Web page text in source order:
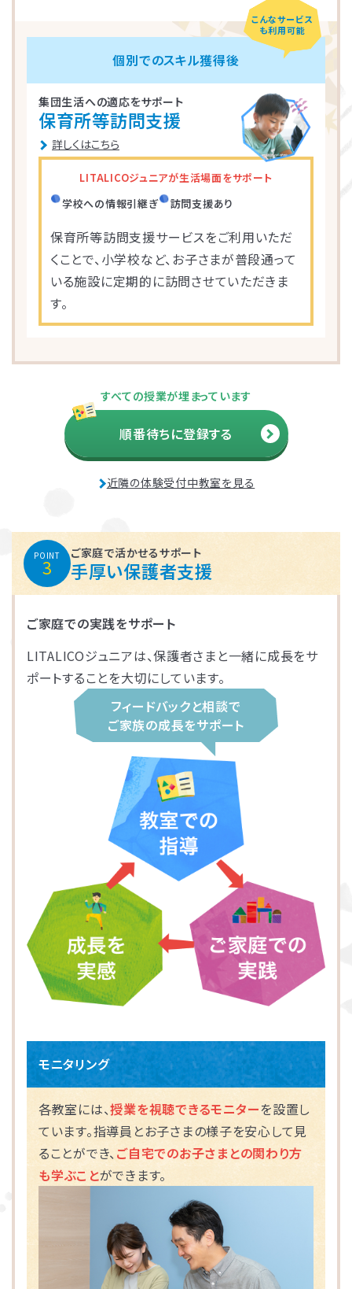
こんなサービス
も利用可能
個別でのスキル獲得後
集団生活への適応をサポート
保育所等訪問支援
詳しくはこちら
LITALICOジュニアが生活場面をサポート
学校への情報引継ぎ
訪問支援あり
保育所等訪問支援サービスをご利用いただ
くことで、小学校など、お子さまが普段通って
いる施設に定期的に訪問させていただきま
す。
すべての授業が埋まっています
順番待ちに登録する
近隣の体験受付中教室を見る
POINT
3
ご家庭で活かせるサポート
手厚い保護者支援
ご家庭での実践をサポート
LITALICOジュニアは、保護者さまと一緒に成長をサ
ポートすることを大切にしています。
フィードバックと相談で
ご家族の成長をサポート
モニタリング
各教室には、授業を視聴できるモニターを設置し
ています。指導員とお子さまの様子を安心して見
ることができ、ご自宅でのお子さまとの関わり方
も学ぶことができます。
LITALICOジュニア
茨城エリアの教室一覧
つくば市
児童発達支援
児童発達支援
LITALICOジュニア つくば教室
LITALICOジュニア
埼玉エリアの教室一覧
さいたま市浦和区
朝霞市
川口市
さいたま市見沼区
さいたま市緑区
三郷市
新座市
戸田市
富士見市
蕨市
さいたま市北区
所沢市
越谷市
志木市
LITALICOジュニア
千葉エリアの教室一覧
船橋市
浦安市
松戸市
八千代市
市川市
流山市
千葉市中央区
LITALICOジュニア
東京エリアの教室一覧
武蔵野市
豊島区
世田谷区
新宿区
足立区
日野市
目黒区
江戸川区
千代田区
西東京市
八王子市
町田市
品川区
江東区
立川市
杉並区
板橋区
荒川区
LITALICOジュニア
神奈川エリアの教室一覧
川崎市川崎区
横浜市港北区
横浜市戸塚区
相模原市中央区
川崎市中原区
厚木市
茅ケ崎市
藤沢市
相模原市緑区
横浜市神奈川区
横浜市磯子区
川崎市多摩区
横浜市緑区
川崎市高津区
横浜市金沢区
横浜市中区
横浜市都筑区
横浜市西区
横浜市青葉区
相模原市
LITALICOジュニア
愛知エリアの教室一覧
名古屋市名東区
名古屋市北区
名古屋市千種区
名古屋市緑区
名古屋市瑞穂区
名古屋市中村区
LITALICOジュニア
静岡エリアの教室一覧
静岡市駿河区
児童発達支援
児童発達支援
LITALICOジュニア 静岡教室
LITALICOジュニア
三重エリアの教室一覧
四日市市
放課後等デイサービス
児童発達支援
LITALICOジュニア 四日市教室
LITALICOジュニア
大阪エリアの教室一覧
寝屋川市
大阪市住之江区
堺市北区
高槻市
東大阪市
摂津市
大阪市平野区
堺市西区
堺市堺区
大阪市住吉区
門真市向島町
大阪市東淀川区
枚方市
大阪市中央区
大阪市阿倍野区
大阪市北区
大阪市都島区
LITALICOジュニア
兵庫エリアの教室一覧
神戸市東灘区
神戸市垂水区
神戸市長田区
姫路市
西宮市
神戸市中央区
LITALICOジュニア
京都エリアの教室一覧
京都市下京区
京都市東山区
LITALICOジュニア
奈良エリアの教室一覧
奈良市
北葛城郡王寺町
LITALICOジュニア
宮城エリアの教室一覧
仙台市太白区
児童発達支援
仙台市青葉区
児童発達支援
LITALICOジュニア
LITALICOジュニア
広島エリアの教室一覧
広島市中区
児童発達支援
広島市南区
児童発達支援
LITALICOジュニア
LITALICOジュニア
福岡エリアの教室一覧
北九州市
福岡市城南区
福岡市早良区
福岡市西区
福岡市東区
春日市
太宰府市
福岡市中央区